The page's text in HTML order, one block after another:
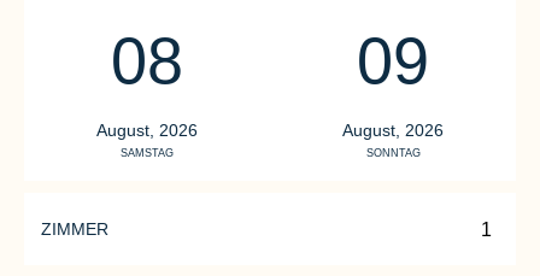
RESTAURANT
A retreat for connoisseurs and
08
August, 2026
SAMSTAG
09
August, 2026
SONNTAG
ZIMMER